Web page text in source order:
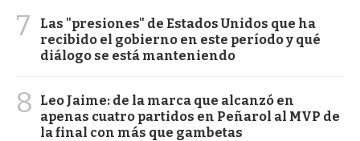
7
Las "presiones" de Estados Unidos que ha
recibido el gobierno en este período y qué
diálogo se está manteniendo
8
Leo Jaime: de la marca que alcanzó en
apenas cuatro partidos en Peñarol al MVP de
la final con más que gambetas